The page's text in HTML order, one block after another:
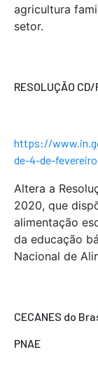
agricultura
setor.
RESOLUÇÃO CD/
https://
de-4-de-
Altera a
2020, que
alimentação
da educação
Nacional de
CECANES do
PNAE